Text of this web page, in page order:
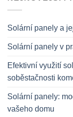
Solární panely a
Solární panely v
Efektivní využití
soběstačnosti
Solární panely:
vašeho domu